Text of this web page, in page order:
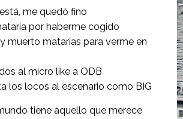
me quedó fino
por haberme cogido
muerto matarías para verme en
al micro like a ODB
los locos al escenario como BIG
tiene aquello que merece